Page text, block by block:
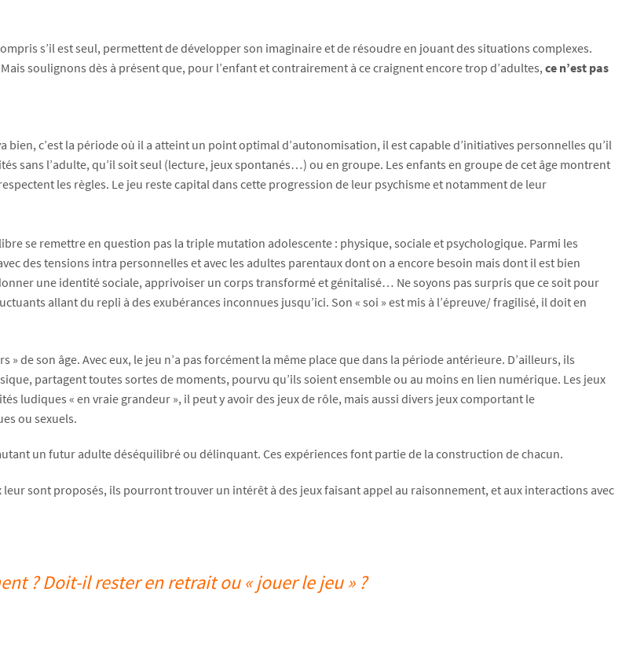
s’il est seul, permettent de développer son imaginaire et de résoudre en jouant des situations complexes.
soulignons dès à présent que, pour l’enfant et contrairement à ce craignent encore trop d’adultes,ce n’est pas
c’est la période où il a atteint un point optimal d’autonomisation, il est capable d’initiatives personnelles qu’il
sans l’adulte, qu’il soit seul (lecture, jeux spontanés…) ou en groupe. Les enfants en groupe de cet âge montrent
les règles. Le jeu reste capital dans cette progression de leur psychisme et notamment de leur
se remettre en question pas la triple mutation adolescente : physique, sociale et psychologique. Parmi les
des tensions intra personnelles et avec les adultes parentaux dont on a encore besoin mais dont il est bien
une identité sociale, apprivoiser un corps transformé et génitalisé… Ne soyons pas surpris que ce soit pour
allant du repli à des exubérances inconnues jusqu’ici. Son « soi » est mis à l’épreuve/ fragilisé, il doit en
de son âge. Avec eux, le jeu n’a pas forcément la même place que dans la période antérieure. D’ailleurs, ils
partagent toutes sortes de moments, pourvu qu’ils soient ensemble ou au moins en lien numérique. Les jeux
ludiques « en vraie grandeur », il peut y avoir des jeux de rôle, mais aussi divers jeux comportant le
ou sexuels.
un futur adulte déséquilibré ou délinquant. Ces expériences font partie de la construction de chacun.
sont proposés, ils pourront trouver un intérêt à des jeux faisant appel au raisonnement, et aux interactions avec
? Doit-il rester en retrait ou « jouer le jeu » ?